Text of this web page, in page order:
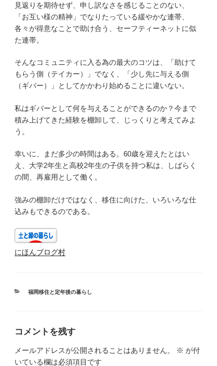
見返りを期待せず、申し訳なさを感じることのない、
「お互い様の精神」でなりたっている緩やかな連帯、
各々が得意なことで助け合う、セーフティーネットに似
た連帯。
そんなコミュニティに入る為の最大のコツは、「助けて
もらう側（テイカー）」でなく、「少し先に与える側
（ギバー）」としてかかわり始めることに違いない。
私はギバーとして何を与えることができるのか？今まで
積み上げてきた経験を棚卸して、じっくりと考えてみよ
う。
幸いに、まだ多少の時間はある。60歳を迎えたとはい
え、大学2年生と高校2年生の子供を持つ私は、しばらく
の間、再雇用として働く。
強みの棚卸だけではなく、移住に向けた、いろいろな仕
込みもできるのである。
にほんブログ村
カ
福岡移住と定年後の暮らし
コメントを残す
メールアドレスが公開されることはありません。 ※ が付
いている欄は必須項目です